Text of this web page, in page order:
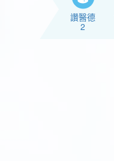
讚醫德
2